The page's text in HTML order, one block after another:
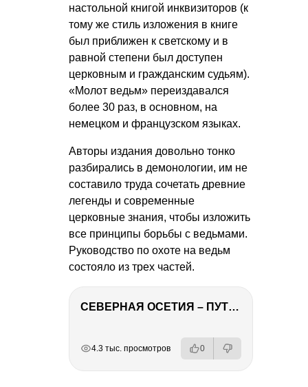
настольной книгой инквизиторов (к
тому же стиль изложения в книге
был приближен к светскому и в
равной степени был доступен
церковным и гражданским судьям).
«Молот ведьм» переиздавался
более 30 раз, в основном, на
немецком и французском языках.
Авторы издания довольно тонко
разбирались в демонологии, им не
составило труда сочетать древние
легенды и современные
церковные знания, чтобы изложить
все принципы борьбы с ведьмами.
Руководство по охоте на ведьм
состояло из трех частей.
СЕВЕРНАЯ ОСЕТИЯ – ПУТЕШЕСТВИЕ НА КАВКАЗ часть 4
4.3 тыс. просмотров 0